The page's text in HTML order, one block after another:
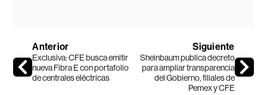
Anterior
Exclusiva: CFE busca emitir
nueva Fibra E con portafolio
de centrales eléctricas
Siguiente
Sheinbaum publica decreto
para ampliar transparencia
del Gobierno, filiales de
Pemex y CFE